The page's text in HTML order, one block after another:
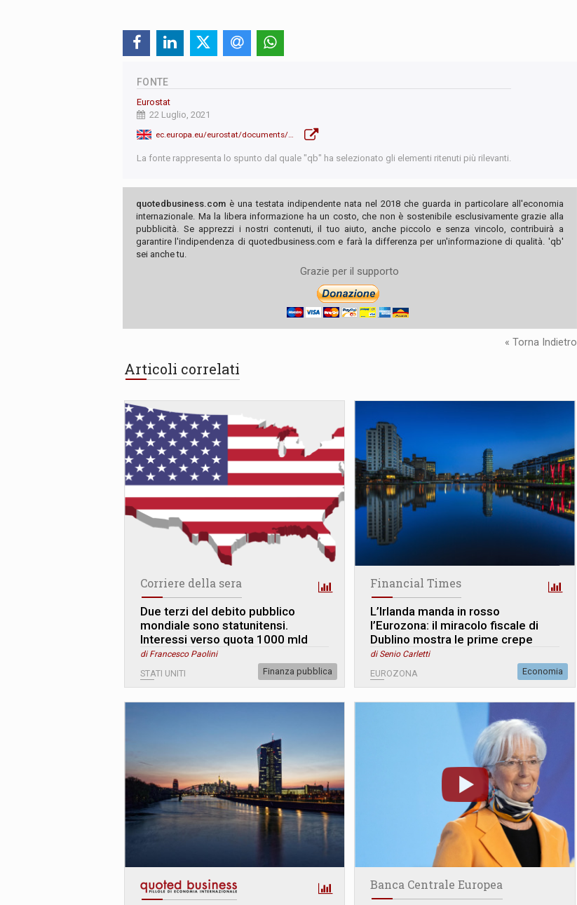
FONTE
Eurostat
22 Luglio, 2021
La fonte rappresenta lo spunto dal quale "qb" ha selezionato gli elementi ritenuti più rilevanti.
quotedbusiness.com è una testata indipendente nata nel 2018 che guarda in particolare all'economia
internazionale. Ma la libera informazione ha un costo, che non è sostenibile esclusivamente grazie alla
pubblicità. Se apprezzi i nostri contenuti, il tuo aiuto, anche piccolo e senza vincolo, contribuirà a
garantire l'indipendenza di quotedbusiness.com e farà la differenza per un'informazione di qualità. 'qb'
sei anche tu.
Grazie per il supporto
« Torna Indietro
Articoli correlati
Corriere della sera
Due terzi del debito pubblico
mondiale sono statunitensi.
Interessi verso quota 1000 mld
di Francesco Paolini
STATI UNITI Finanza pubblica
Financial Times
L’Irlanda manda in rosso
l’Eurozona: il miracolo fiscale di
Dublino mostra le prime crepe
di Senio Carletti
EUROZONA Economia
Banca Centrale Europea